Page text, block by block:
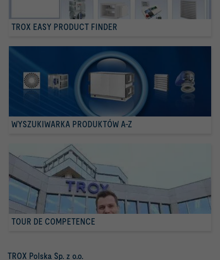
TROX EASY PRODUCT FINDER
WYSZUKIWARKA PRODUKTÓW A-Z
TOUR DE COMPETENCE
TROX Polska Sp. z o.o.